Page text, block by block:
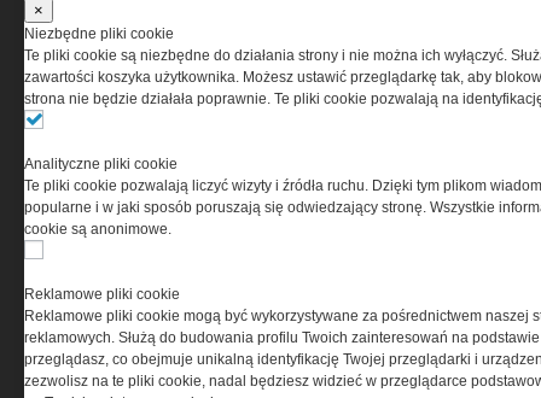
przez Grupa MEDIUM Spółka z ograniczoną
odpowiedzialnością Spółka komandytowa, nr KRS:
0000537655, NIP 1132860378, REGON 146393437
(zwana dalej Grupa MEDIUM) w postaci Regulaminu.
Ta witryna wykorzystuje pliki cookies do przechowywania
informacji na Twoim komputerze. Pliki cookies stosujemy
w celu świadczenia usług na najwyższym poziomie,
w tym w sposób dostosowany do indywidualnych potrzeb.
×
Niezbędne pliki cookie
Te pliki cookie są niezbędne do działania strony i nie można ich wyłączyć.
zawartości koszyka użytkownika. Możesz ustawić przeglądarkę tak, aby
strona nie będzie działała poprawnie. Te pliki cookie pozwalają na
Analityczne pliki cookie
Te pliki cookie pozwalają liczyć wizyty i źródła ruchu. Dzięki tym plikom
popularne i w jaki sposób poruszają się odwiedzający stronę. Wszystkie
cookie są anonimowe.
Reklamowe pliki cookie
Reklamowe pliki cookie mogą być wykorzystywane za pośrednictwem naszej
reklamowych. Służą do budowania profilu Twoich zainteresowań na
przeglądasz, co obejmuje unikalną identyfikację Twojej przeglądarki i
zezwolisz na te pliki cookie, nadal będziesz widzieć w przeglądarce